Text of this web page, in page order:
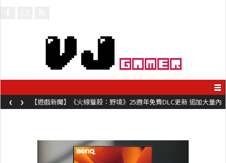
【遊戲新聞】《火線獵殺：野境》25週年免費DLC更新 追加大量內
容同時系舊作限時超平價折扣
‹ ›